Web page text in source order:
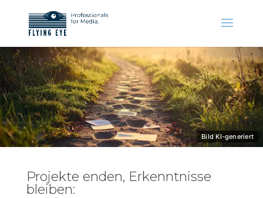
Bild KI-generiert
Projekte enden, Erkenntnisse
bleiben: